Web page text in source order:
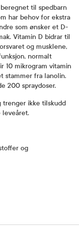
til spedbarn
har behov for ekstra
som ønsker et D-
Vitamin D bidrar til
og musklene,
normalt
10 mikrogram vitamin
stammer fra lanolin.
200 spraydoser.
trenger ikke tilskudd
leveåret.
og